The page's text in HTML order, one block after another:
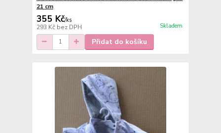
21 cm
355 Kč/ks
293 Kč bez DPH Skladem
Přidat do košíku